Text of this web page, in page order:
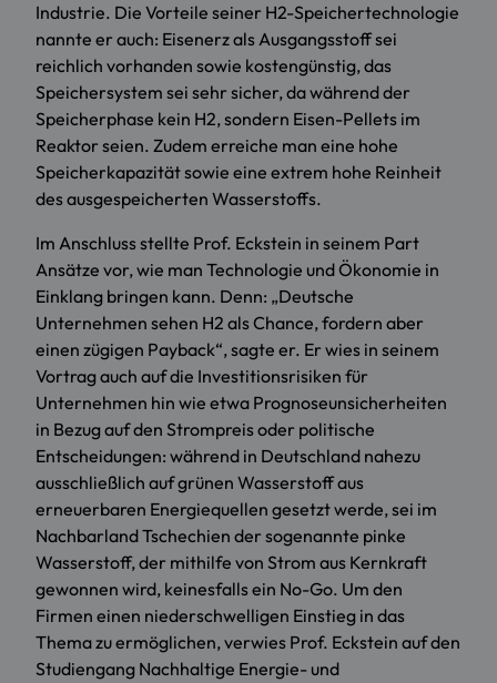
Industrie. Die Vorteile seiner H2-Speichertechnologie
nannte er auch: Eisenerz als Ausgangsstoff sei
reichlich vorhanden sowie kostengünstig, das
Speichersystem sei sehr sicher, da während der
Speicherphase kein H2, sondern Eisen-Pellets im
Reaktor seien. Zudem erreiche man eine hohe
Speicherkapazität sowie eine extrem hohe Reinheit
des ausgespeicherten Wasserstoffs.
Im Anschluss stellte Prof. Eckstein in seinem Part
Ansätze vor, wie man Technologie und Ökonomie in
Einklang bringen kann. Denn: „Deutsche
Unternehmen sehen H2 als Chance, fordern aber
einen zügigen Payback“, sagte er. Er wies in seinem
Vortrag auch auf die Investitionsrisiken für
Unternehmen hin wie etwa Prognoseunsicherheiten
in Bezug auf den Strompreis oder politische
Entscheidungen: während in Deutschland nahezu
ausschließlich auf grünen Wasserstoff aus
erneuerbaren Energiequellen gesetzt werde, sei im
Nachbarland Tschechien der sogenannte pinke
Wasserstoff, der mithilfe von Strom aus Kernkraft
gewonnen wird, keinesfalls ein No-Go. Um den
Firmen einen niederschwelligen Einstieg in das
Thema zu ermöglichen, verwies Prof. Eckstein auf den
Studiengang Nachhaltige Energie- und